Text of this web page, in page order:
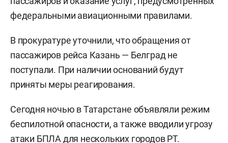
федеральными авиационными правилами.
В прокуратуре уточнили, что обращения от
пассажиров рейса Казань — Белград не
поступали. При наличии оснований будут
приняты меры реагирования.
Сегодня ночью в Татарстане объявляли режим
беспилотной опасности, а также вводили угрозу
атаки БПЛА для нескольких городов РТ.